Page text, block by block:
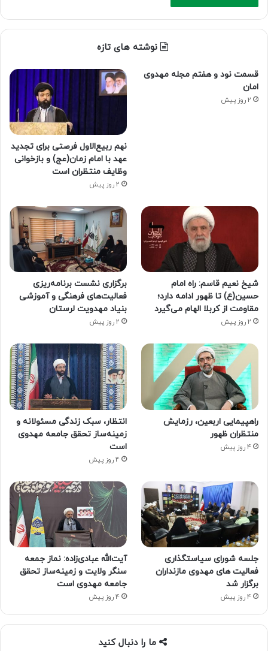
نوشته های تازه
قسمت نود و هفتم مجله مهدوی
امان
2 روز پیش
نهم ربیع‌الاول فرصتی برای تجدید
عهد با امام زمان(عج) و بازخوانی
وظایف منتظران است
2 روز پیش
شیخ نعیم قاسم: راه امام
حسین(ع) تا ظهور ادامه دارد؛
مقاومت از کربلا الهام می‌گیرد
2 روز پیش
برگزاری نشست برنامه‌ریزی
فعالیت‌های فرهنگی و آموزشی
بنیاد مهدویت لرستان
2 روز پیش
راهپیمایی اربعین، رزمایش
منتظران ظهور
4 روز پیش
انتظار، سبک زندگی مسئولانه و
زمینه‌ساز تحقق جامعه مهدوی
است
4 روز پیش
جلسه شورای سیاستگذاری
فعالیت های مهدوی مازنداران
برگزار شد
4 روز پیش
آیت‌الله عبادی‌زاده: نماز جمعه
سنگر ولایت و زمینه‌ساز تحقق
جامعه مهدوی است
4 روز پیش
ما را دنبال کنید